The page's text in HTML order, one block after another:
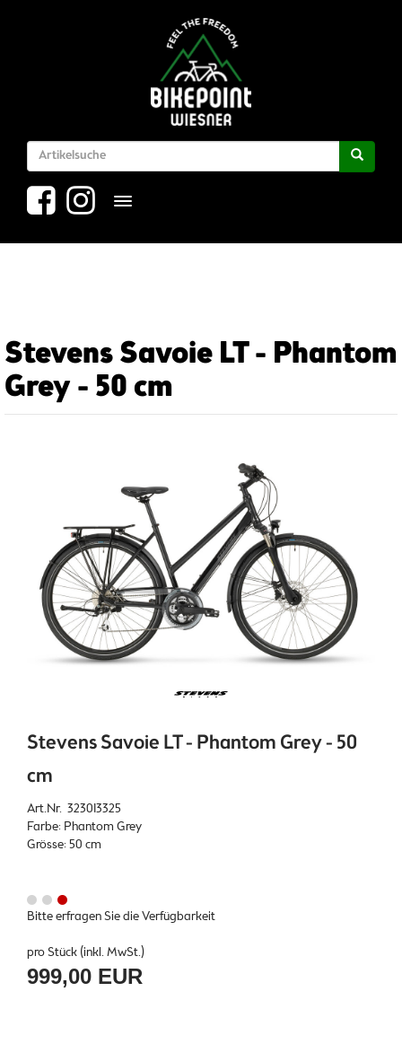
Toggle navigation
Stevens Savoie LT - Phantom
Grey - 50 cm
Stevens Savoie LT - Phantom Grey - 50
cm
Art.Nr. 323013325
Farbe: Phantom Grey
Grösse: 50 cm
Bitte erfragen Sie die Verfügbarkeit
pro Stück (inkl. MwSt.)
999,00 EUR